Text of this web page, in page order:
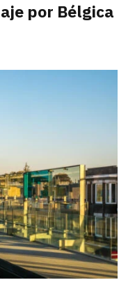
por Bélgica